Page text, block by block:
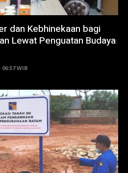
dan Kebhinekaan bagi
Lewat Penguatan Budaya
WIB